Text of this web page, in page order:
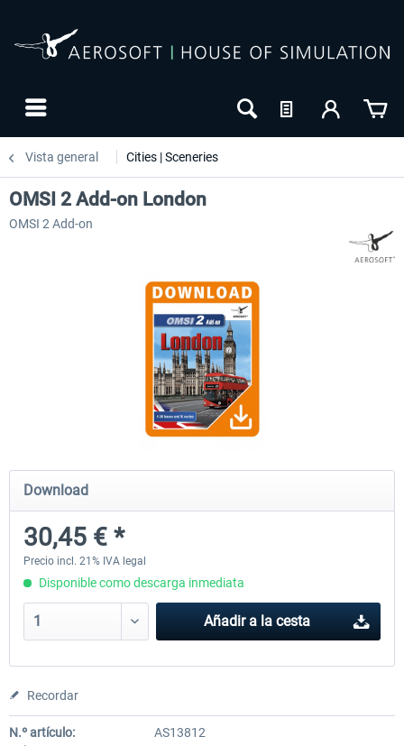
Vista general Cities | Sceneries
OMSI 2 Add-on Thüringer Wald
30,49 € *
OMSI 2 Add-on Berlin Line
OMSI 2 Add-on London
OMSI 2 Add-on
Download
30,45 € *
Precio incl. 21% IVA legal
Disponible como descarga inmediata
Añadir a la cesta
Recordar
N.º artículo:
AS13812